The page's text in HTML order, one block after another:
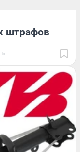
штрафов